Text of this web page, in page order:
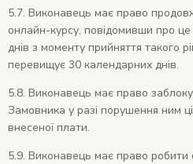
5.7. Виконавець має право
онлайн-курсу, повідомивши про
днів з моменту прийняття такого
перевищує 30 календарних днів.
5.8. Виконавець має право
Замовника у разі порушення ним
внесеної плати.
5.9. Виконавець має право робити